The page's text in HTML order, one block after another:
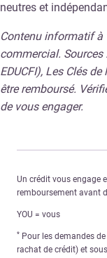
neutres et
Contenu informatif à
commercial. Sources
EDUCFI), Les Clés
être remboursé.
de vous engager.
Un crédit vous engage
remboursement avant
YOU = vous
* Pour les demandes
rachat de crédit) et